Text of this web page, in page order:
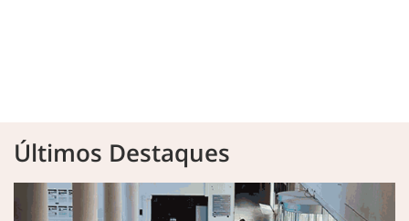
Últimos Destaques